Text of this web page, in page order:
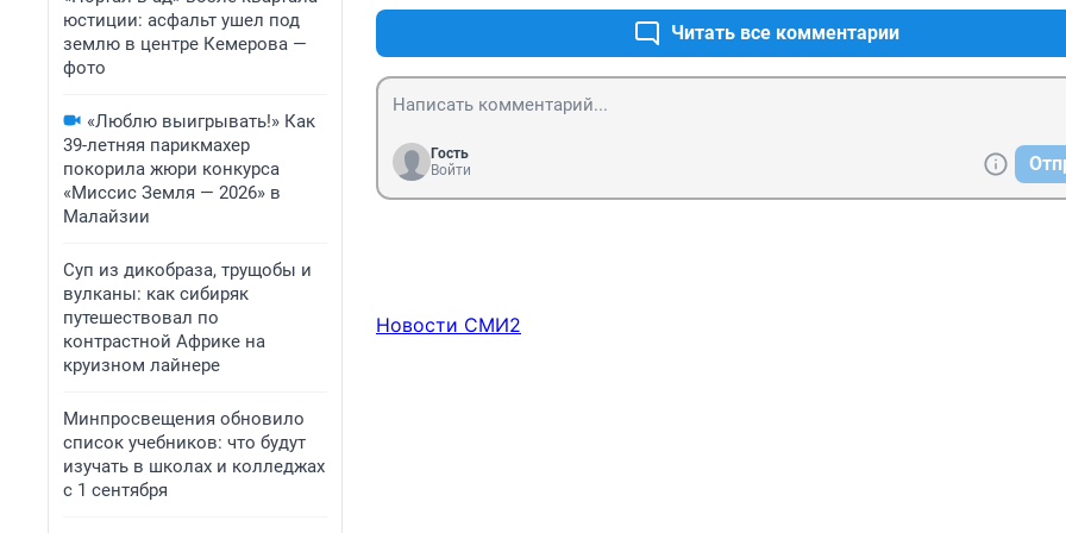
юстиции: асфальт ушел под
землю в центре Кемерова —
фото
«Люблю выигрывать!» Как
39-летняя парикмахер
покорила жюри конкурса
«Миссис Земля — 2026» в
Малайзии
Суп из дикобраза, трущобы и
вулканы: как сибиряк
путешествовал по
контрастной Африке на
круизном лайнере
Минпросвещения обновило
список учебников: что будут
изучать в школах и колледжах
с 1 сентября
Читать все комментарии
Гость
Войти
Новости СМИ2